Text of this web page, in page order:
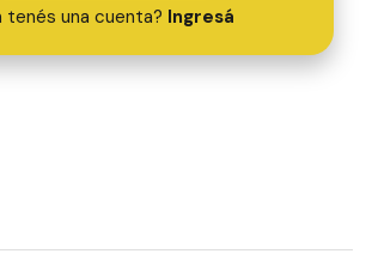
tenés una cuenta? Ingresá